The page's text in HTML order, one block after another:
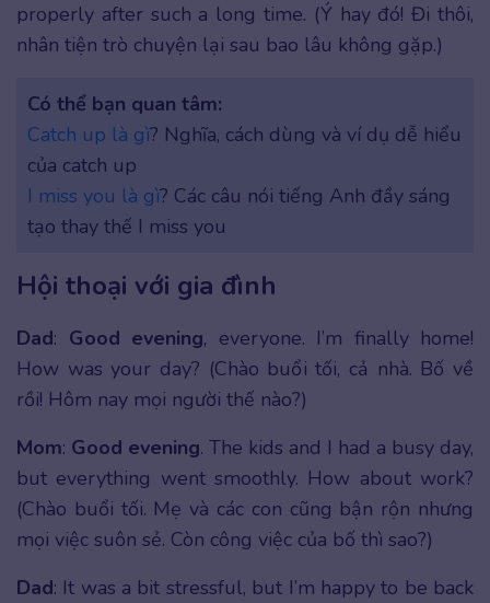
properly after such a long time. (Ý hay đó! Đi thôi,
nhân tiện trò chuyện lại sau bao lâu không gặp.)
Có thể bạn quan tâm:
Catch up là gì? Nghĩa, cách dùng và ví dụ dễ hiểu
của catch up
I miss you là gì? Các câu nói tiếng Anh đầy sáng
tạo thay thế I miss you
Hội thoại với gia đình
Dad: Good evening, everyone. I’m finally home!
How was your day? (Chào buổi tối, cả nhà. Bố về
rồi! Hôm nay mọi người thế nào?)
Mom: Good evening. The kids and I had a busy day,
but everything went smoothly. How about work?
(Chào buổi tối. Mẹ và các con cũng bận rộn nhưng
mọi việc suôn sẻ. Còn công việc của bố thì sao?)
Dad: It was a bit stressful, but I’m happy to be back